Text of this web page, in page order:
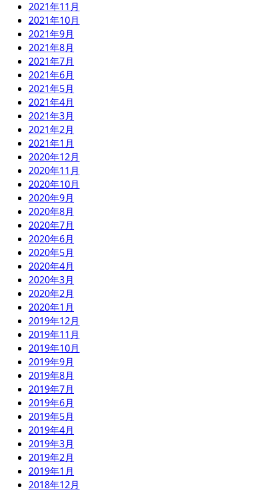
2021年11月
2021年10月
2021年9月
2021年8月
2021年7月
2021年6月
2021年5月
2021年4月
2021年3月
2021年2月
2021年1月
2020年12月
2020年11月
2020年10月
2020年9月
2020年8月
2020年7月
2020年6月
2020年5月
2020年4月
2020年3月
2020年2月
2020年1月
2019年12月
2019年11月
2019年10月
2019年9月
2019年8月
2019年7月
2019年6月
2019年5月
2019年4月
2019年3月
2019年2月
2019年1月
2018年12月